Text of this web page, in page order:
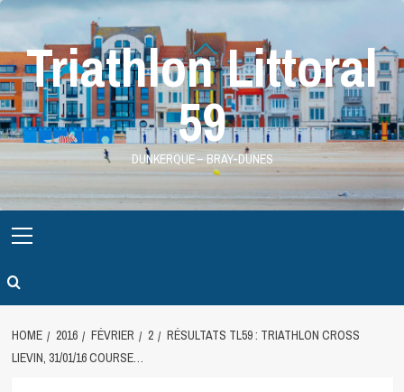
Skip
contentTriathlon Littoral
59
DUNKERQUE – BRAY-DUNES
Menu
HOME 2016 FÉVRIER 2
RÉSULTATS TL59 : TRIATHLON CROSS
LIEVIN, 31/01/16 COURSE…